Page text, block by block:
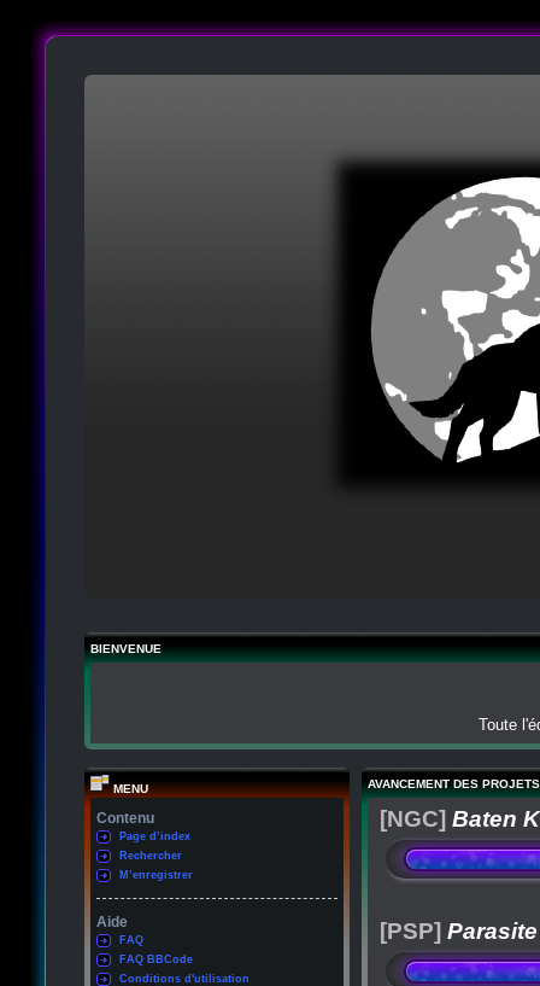
BIENVENUE
Toute
MENU
Contenu
Page d’index
Rechercher
M’enregistrer
Aide
FAQ
FAQ BBCode
Conditions d'utilisation
AVANCEMENT DES PROJETS
[NGC] Baten
[PSP]